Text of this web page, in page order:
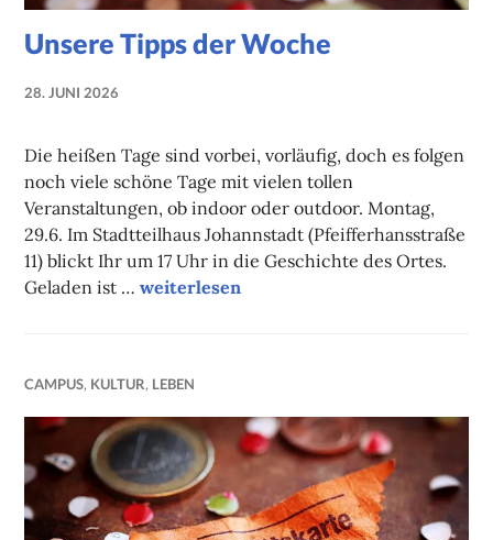
Unsere Tipps der Woche
28. JUNI 2026
Die heißen Tage sind vorbei, vorläufig, doch es folgen
noch viele schöne Tage mit vielen tollen
Veranstaltungen, ob indoor oder outdoor. Montag,
29.6. Im Stadtteilhaus Johannstadt (Pfeifferhansstraße
11) blickt Ihr um 17 Uhr in die Geschichte des Ortes.
Geladen ist …Unsere Tipps der Woche
weiterlesen
CAMPUS, KULTUR, LEBEN